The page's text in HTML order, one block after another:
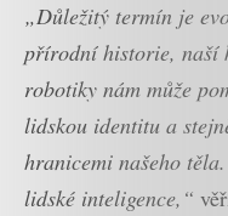
„Důležitý termín je
přírodní historie, naší
robotiky nám může
lidskou identitu a
hranicemi našeho
lidské inteligence,“